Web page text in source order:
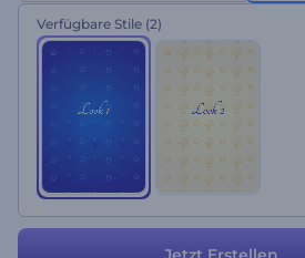
Verfügbare Stile (2)